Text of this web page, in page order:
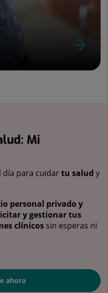
Mi
día para cuidartu salud y
personal privado y
y gestionar tus
clínicos sin esperas ni
ahora